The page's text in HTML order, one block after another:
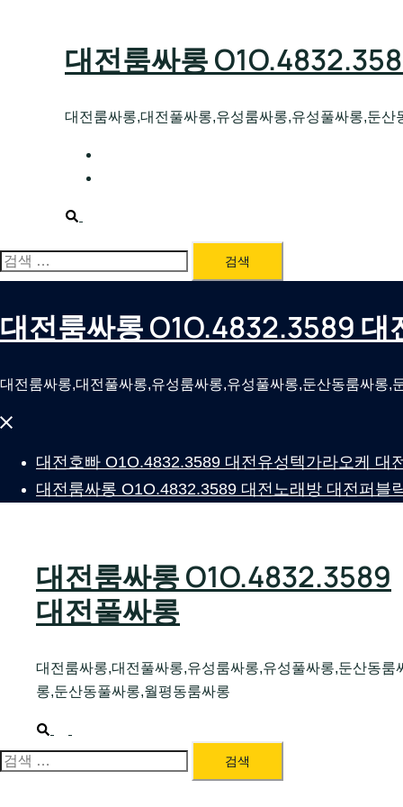
대전룸싸롱
대전룸싸롱,대전풀싸롱,유성룸싸롱,유성풀싸롱,둔
Search
검
색:
대전룸싸롱 O1O.4832.3589 대
대전룸싸롱,대전풀싸롱,유성룸싸롱,유성풀싸롱,둔산동룸싸롱,
Close
대전호빠 O1O.4832.3589 대전유성텍가라오케 대
대전룸싸롱 O1O.4832.3589 대전노래방 대전퍼블
대전룸싸롱 O1O.4832.3589
대전풀싸롱
대전룸싸롱,대전풀싸롱,유성룸싸롱,유성풀싸롱,둔산동룸
롱,둔산동풀싸롱,월평동룸싸롱
Search
menu
검